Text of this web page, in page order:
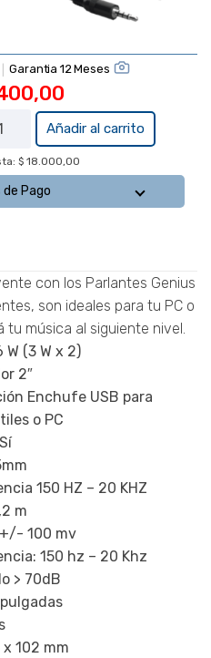
Garantia 12 Meses
Añadir al carrito
$ 18.000,00
de Pago
con los Parlantes Genius
son ideales para tu PC o
tu música al siguiente nivel.
(3 W x 2)
2″
Enchufe USB para
o PC
150 HZ – 20 KHZ
m
100 mv
150 hz – 20 Khz
> 70dB
102 mm